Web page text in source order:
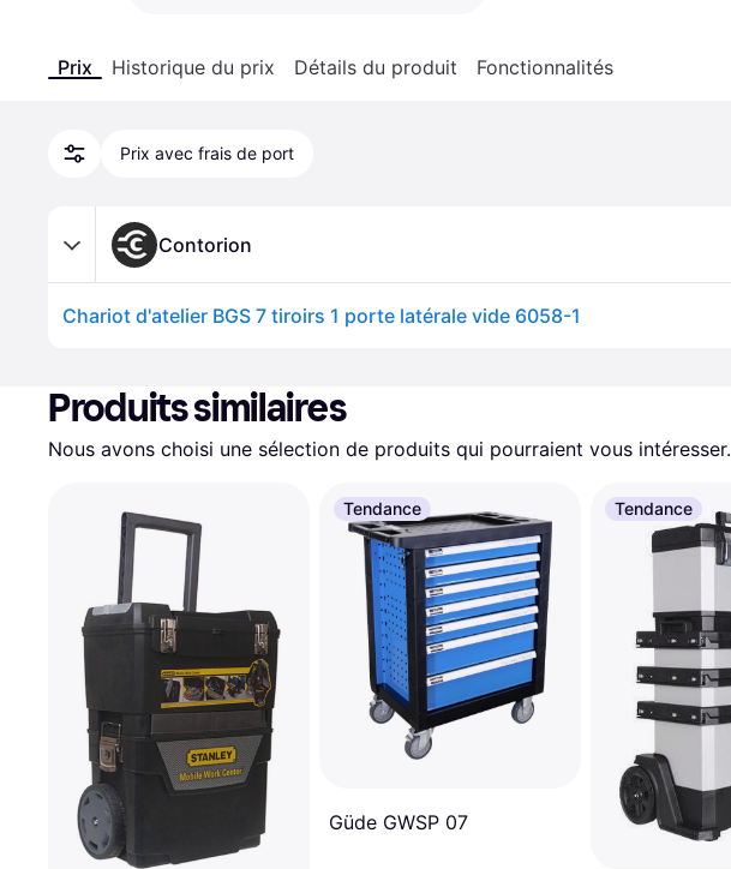
Prix Historique du prix Détails du produit Fonctionnalités
Prix avec frais de port
Contorion
Chariot d'atelier BGS 7 tiroirs 1 porte latérale vide 6058-1
Produits similaires
Nous avons choisi une sélection de produits qui pourraient vous intéresser.
Tendance
Güde GWSP 07
Tendance